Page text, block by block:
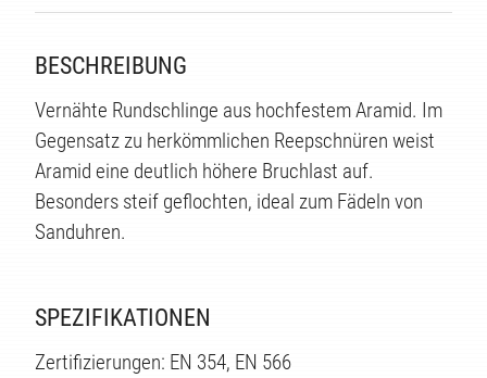
BESCHREIBUNG
Vernähte Rundschlinge aus hochfestem Aramid. Im
Gegensatz zu herkömmlichen Reepschnüren weist
Aramid eine deutlich höhere Bruchlast auf.
Besonders steif geflochten, ideal zum Fädeln von
Sanduhren.
SPEZIFIKATIONEN
Zertifizierungen: EN 354, EN 566